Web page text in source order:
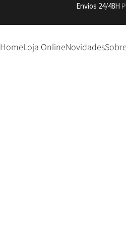
Envios 24/48H
HomeLoja OnlineNovidades